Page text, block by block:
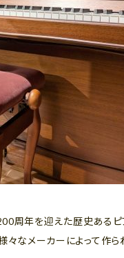
周年を迎えた歴史あるピ
なメーカーによって作